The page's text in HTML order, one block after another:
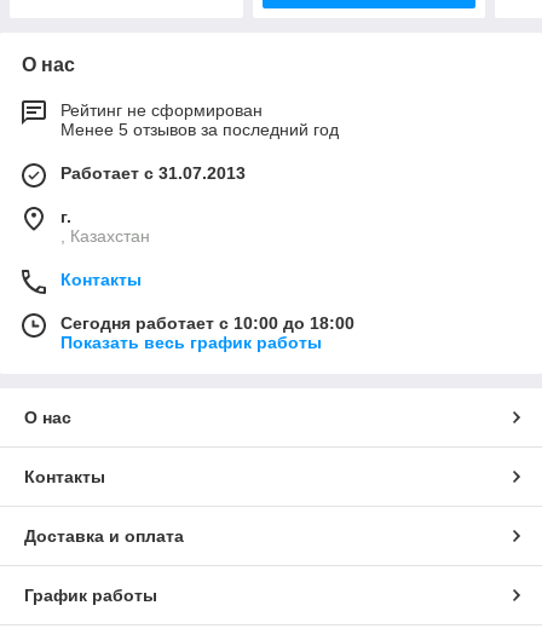
О нас
Рейтинг не сформирован
Менее 5 отзывов за последний год
Работает с 31.07.2013
г.
, Казахстан
Контакты
Сегодня работает с 10:00 до 18:00
Показать весь график работы
О нас
Контакты
Доставка и оплата
График работы